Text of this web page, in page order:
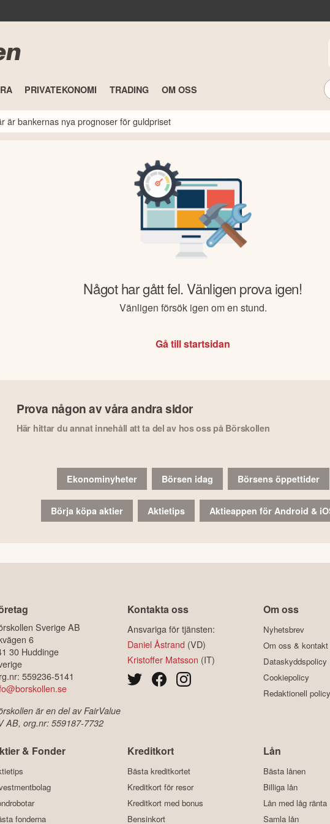
PRIVATEKONOMI TRADING OM OSS
är bankernas nya prognoser för guldpriset
Något har gått fel. Vänligen prova igen!
Vänligen försök igen om en stund.
Gå till startsidan
Prova någon av våra andra sidor
Här hittar du annat innehåll att ta del av hos oss på Börskollen
Ekonominyheter Börsen idag Börsens öppettider
Börja köpa aktier Aktietips Aktieappen för Android &
Sverige AB
6
30 Huddinge
559236-5141
är en del av FairValue
AB, org.nr: 559187-7732
Kontakta oss
Ansvariga för tjänsten:
Daniel Åstrand (VD)
Kristoffer Matsson (IT)
Om oss
Nyhetsbrev
Om oss & kontakt
Dataskyddspolicy
Cookiepolicy
Redaktionell policy
& Fonder
fonderna
Kreditkort
Bästa kreditkortet
Kreditkort för resor
Kreditkort med bonus
Bensinkort
Lån
Bästa lånen
Billiga lån
Lån med låg ränta
Samla lån